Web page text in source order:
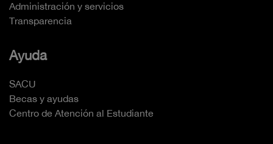
Administración y servicios
Transparencia
Ayuda
SACU
Becas y ayudas
Centro de Atención al Estudiante